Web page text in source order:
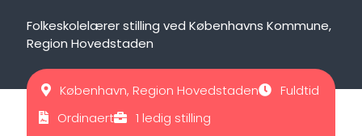
Folkeskolelærer stilling ved Københavns Kommune,
Region Hovedstaden
København, Region Hovedstaden
Fuldtid
Ordinaert
1 ledig stilling